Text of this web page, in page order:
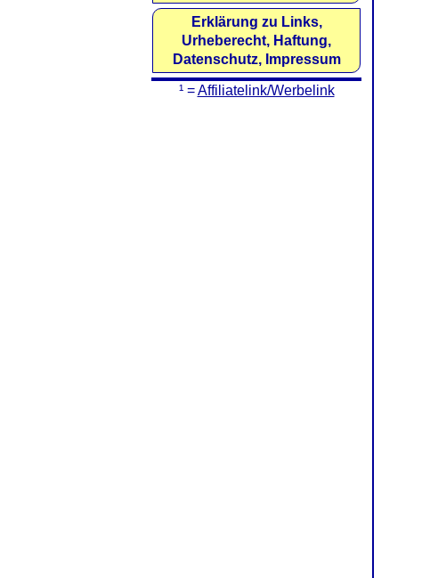
Erklärung zu Links,
Urheberecht, Haftung,
Datenschutz, Impressum
¹ =Affiliatelink/Werbelink